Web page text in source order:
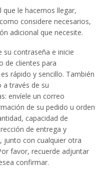
que le hacemos llegar,
considere necesarios,
adicional que necesite.
su contraseña e inicie
de clientes para
rápido y sencillo. También
a través de su
envíele un correo
de su pedido u orden
capacidad de
de entrega y
junto con cualquier otra
favor, recuerde adjuntar
confirmar.